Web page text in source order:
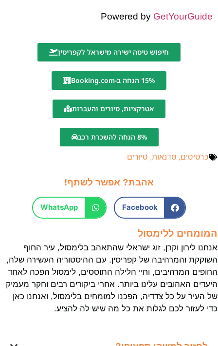
Powered by GetYourGuide
חיפוש טיסה ישירה מישראל לקפריסין
15% הנחה ב-Booking.com
אטרקציות, סיורים והעברות
8% הנחה להשכרת רכב
כרטיסים, סדנאות, סיורים
אהבת? אפשר לשתף!
Facebook
WhatsApp
המומחים ללימסול
אנחנו לירון וקרן, זוג ישראלי שהתאהב בלימסול, עיר החוף
השוקקת והמרהיבה של קפריסין. עם ההיסטוריה העשירה שלה,
החופים המרהיבים, וחיי הלילה התוססים, לימסול הפכה לאחד
היעדים האהובים עלינו ביותר. אחרי ביקורים רבים וחקר מעמיק
של העיר על כל צדדיה, הפכנו למומחים בלימסול, ואנחנו כאן
כדי לעזור לכם לגלות את כל מה שיש לה להציע.